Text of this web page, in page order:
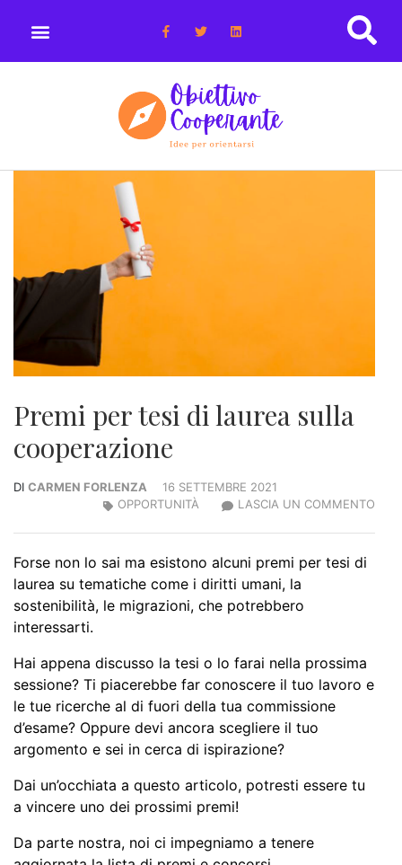
Premi per tesi di laurea sulla
cooperazione
DI CARMEN FORLENZA
16 SETTEMBRE 2021
LASCIA UN COMMENTO
OPPORTUNITÀ
Forse non lo sai ma esistono alcuni premi per tesi di
laurea su tematiche come i diritti umani, la
sostenibilità, le migrazioni, che potrebbero
interessarti.
Hai appena discusso la tesi o lo farai nella prossima
sessione? Ti piacerebbe far conoscere il tuo lavoro e
le tue ricerche al di fuori della tua commissione
d’esame? Oppure devi ancora scegliere il tuo
argomento e sei in cerca di ispirazione?
Dai un’occhiata a questo articolo, potresti essere tu
a vincere uno dei prossimi premi!
Da parte nostra, noi ci impegniamo a tenere